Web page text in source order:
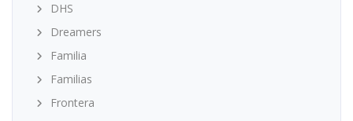
DHS
Dreamers
Familia
Familias
Frontera